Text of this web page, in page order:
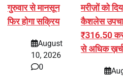
गुरुवार से मानसून
फिर होगा सक्रिय
August
10, 2026
0
मरीज़ों को
कैशलेस
₹316.50
से अधिक ख़र्च